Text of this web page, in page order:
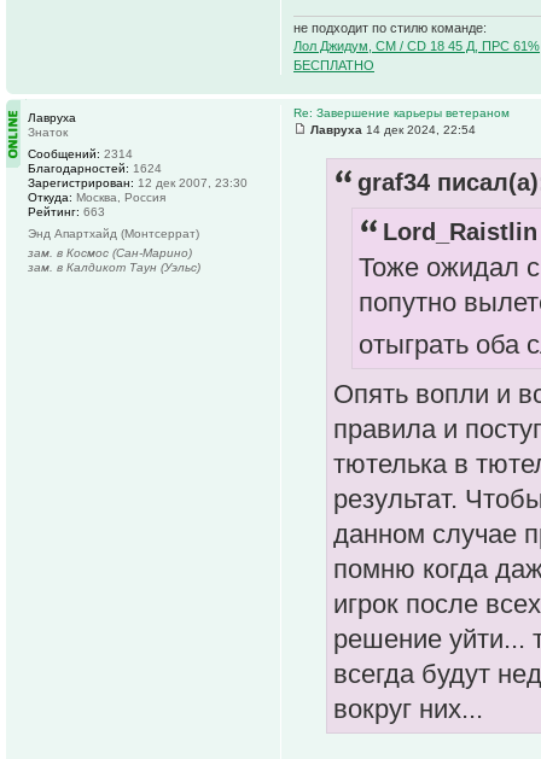
не подходит по стилю команде:
Лол Джидум, CM / CD 18 45 Д, ПРС
БЕСПЛАТНО
Re: Завершение карьеры ветераном
Лавруха 14 дек 2024, 22:54
graf34
Тоже ожидал
попутно
отыграть оба
Опять вопли и
правила и
тютелька в
результат.
данном случае
помню когда
игрок после
решение уйти...
всегда будут
вокруг них...
Лавруха
Знаток
Сообщений: 2314
Благодарностей: 1624
Зарегистрирован: 12 дек 2007, 23:30
Откуда: Москва, Россия
Рейтинг: 663
Энд Апартхайд (Монтсеррат)
зам. в Космос (Сан-Марино)
зам. в Калдикот Таун (Уэльс)